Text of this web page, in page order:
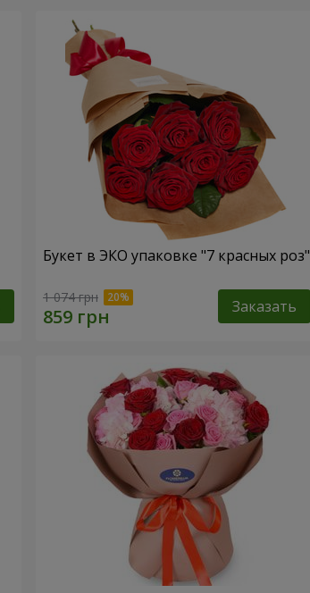
Букет в ЭКО упаковке "7 красных роз"
1 074 грн Заказать